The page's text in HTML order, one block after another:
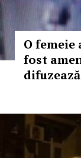
O femeie
fost